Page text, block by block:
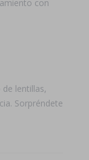
con
lentillas,
Sorpréndete